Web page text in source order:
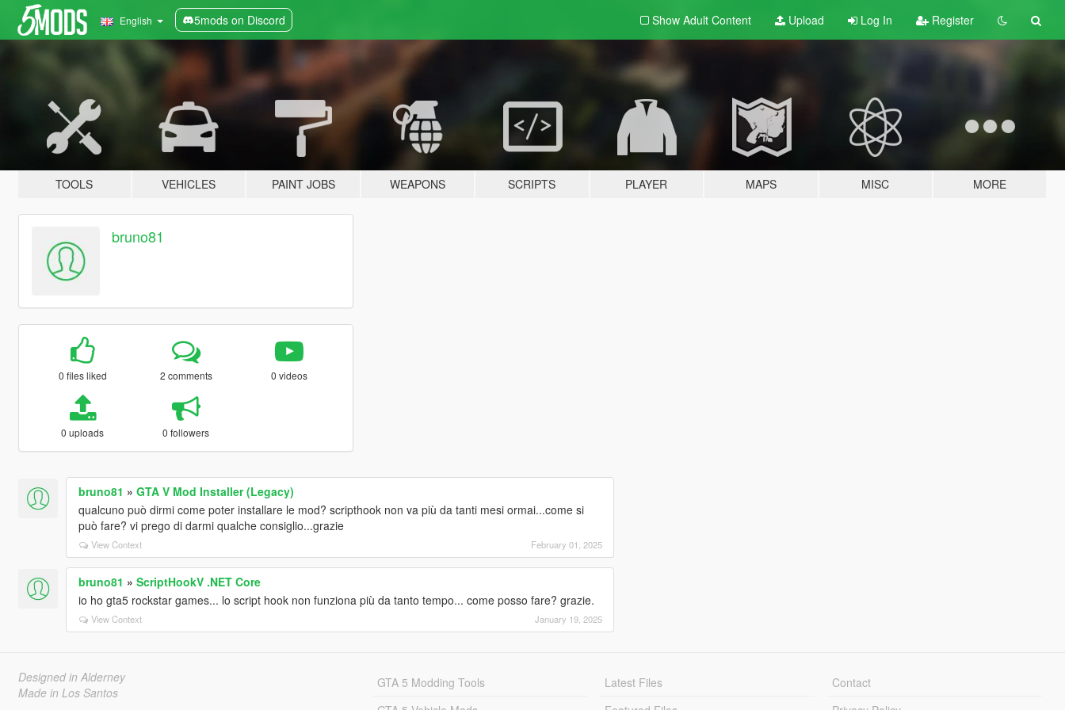
English 5mods on Discord Show Adult Content Upload Log In Register
TOOLS VEHICLES PAINT JOBS WEAPONS SCRIPTS PLAYER MAPS MISC MORE
bruno81
0 files liked 2 comments 0 videos
0 uploads 0 followers
bruno81 » GTA V Mod Installer (Legacy)
qualcuno può dirmi come poter installare le mod? scripthook non va più da tanti mesi ormai...come si
può fare? vi prego di darmi qualche consiglio...grazie
View Context February 01, 2025
bruno81 » ScriptHookV .NET Core
io ho gta5 rockstar games... lo script hook non funziona più da tanto tempo... come posso fare? grazie.
View Context January 19, 2025
Designed in Alderney
Made in Los Santos
GTA 5 Modding Tools
Latest Files
Contact